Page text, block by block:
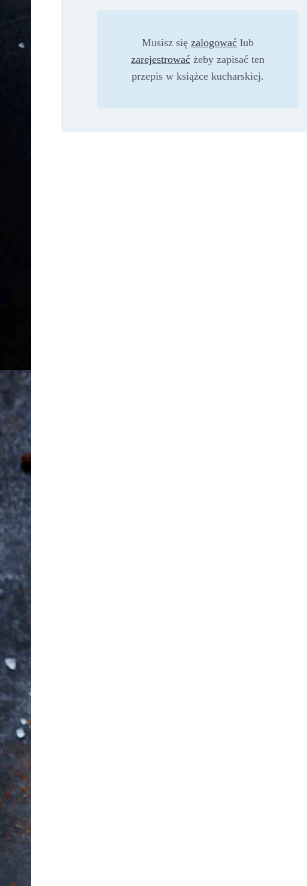
Musisz się zalogować lub
zarejestrować żeby zapisać ten
przepis w książce kucharskiej.